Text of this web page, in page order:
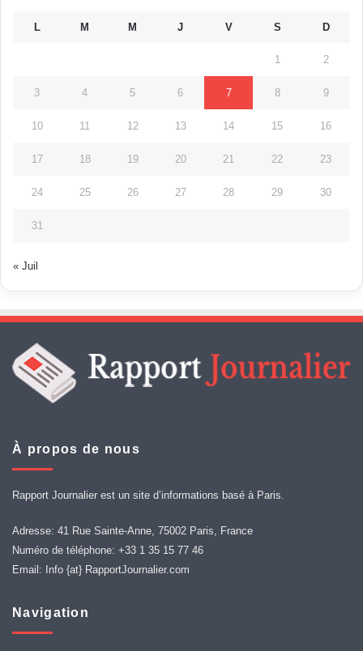
L M M J V S D
1 2
3 4 5 6 7 8 9
10 11 12 13 14 15 16
17 18 19 20 21 22 23
24 25 26 27 28 29 30
31
« Juil
À propos de nous
Rapport Journalier est un site d’informations basé à Paris.
Adresse: 41 Rue Sainte-Anne, 75002 Paris, France
Numéro de téléphone: +33 1 35 15 77 46
Email: Info {at} RapportJournalier.com
Navigation